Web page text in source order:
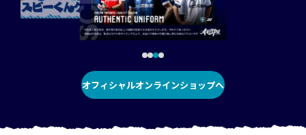
オフィシャルオンラインショップへ